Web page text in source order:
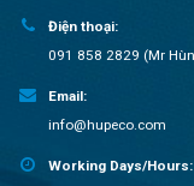
Điện thoại:
091 858 2829 (Mr
Email:
info@hupeco.com
Working Days/Hours: